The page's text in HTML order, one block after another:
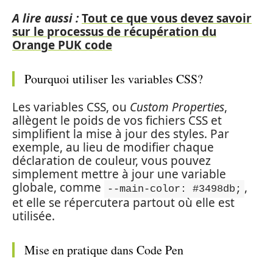
A lire aussi :Tout ce que vous devez savoir
sur le processus de récupération du
Orange PUK code
Pourquoi utiliser les variables CSS?
Les variables CSS, ou Custom Properties,
allègent le poids de vos fichiers CSS et
simplifient la mise à jour des styles. Par
exemple, au lieu de modifier chaque
déclaration de couleur, vous pouvez
simplement mettre à jour une variable
globale, comme
--main-color: #3498db; ,
et elle se répercutera partout où elle est
utilisée.
Mise en pratique dans Code Pen